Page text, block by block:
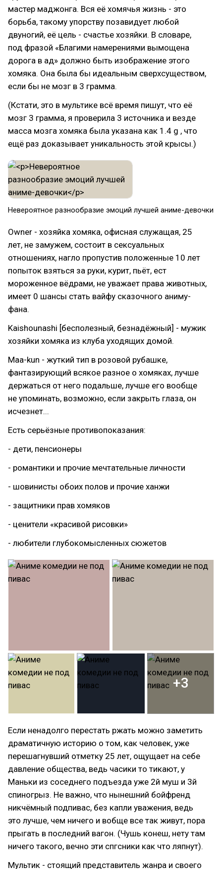
мастер маджонга. Вся её хомячья жизнь - это
борьба, такому упорству позавидует любой
двуногий, её цель - счастье хозяйки. В словаре,
под фразой «Благими намерениями вымощена
дорога в ад» должно быть изображение этого
хомяка. Она была бы идеальным сверхсуществом,
если бы не мозг в 3 грамма.
(Кстати, это в мультике всё время пишут, что её
мозг 3 грамма, я проверила 3 источника и везде
масса мозга хомяка была указана как 1.4 g , что
ещё раз доказывает уникальность этой крысы.)
Невероятное разнообразие эмоций лучшей аниме-девочки
Owner - хозяйка хомяка, офисная служащая, 25
лет, не замужем, состоит в сексуальных
отношениях, нагло пропустив положенные 10 лет
попыток взяться за руки, курит, пьёт, ест
мороженное вёдрами, не уважает права животных,
имеет 0 шансы стать вайфу сказочного аниму-
фана.
Kaishounashi [бесполезный, безнадёжный] - мужик
хозяйки хомяка из клуба уходящих домой.
Maa-kun - жуткий тип в розовой рубашке,
фантазирующий всякое разное о хомяках, лучше
держаться от него подальше, лучше его вообще
не упоминать, возможно, если закрыть глаза, он
исчезнет...
Есть серьёзные противопоказания:
- дети, пенсионеры
- романтики и прочие мечтательные личности
- шовинисты обоих полов и прочие ханжи
- защитники прав хомяков
- ценители «красивой рисовки»
- любители глубокомысленных сюжетов
+3
Если ненадолго перестать ржать можно заметить
драматичную историю о том, как человек, уже
перешагнувший отметку 25 лет, ощущает на себе
давление общества, ведь часики то тикают, у
Маньки из соседнего подъезда уже 2й муш и 3й
спиногрыз. Не важно, что нынешний бойфренд
никчёмный подпивас, без капли уважения, ведь
это лучше, чем ничего и вобще все так живут, пора
прыгать в последний вагон. (Чушь конеш, нету там
ничего такого, вечно эти спгсники как что ляпнут).
Мультик - стоящий представитель жанра и своего